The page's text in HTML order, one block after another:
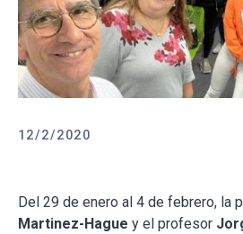
12/2/2020
Del 29 de enero al 4 de febrero, la
Martinez-Hague y el profesor